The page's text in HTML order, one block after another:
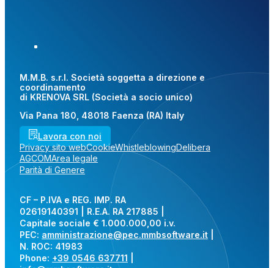
M.M.B. s.r.l. Società soggetta a direzione e
coordinamento
di KRENOVA SRL (Società a socio unico)
Via Pana 180, 48018 Faenza (RA) Italy
Lavora con noi
Privacy sito webCookieWhistleblowingDelibera
AGCOMArea legale
Parità di Genere
CF – P.IVA e REG. IMP. RA
02619140391 | R.E.A. RA 217885 |
Capitale sociale € 1.000.000,00 i.v.
PEC: amministrazione@pec.mmbsoftware.it
N. ROC: 41983
Phone: +39 0546 637711